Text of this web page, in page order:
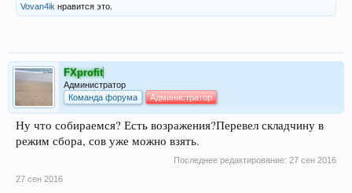
Vovan4ik нравится это.
FXprofit
Администратор
Команда форума
Администратор
Ну что собираемся? Есть возражения?Перевел складчину в
режим сбора, сов уже можно взять.
Последнее редактирование: 27 сен 2016
27 сен 2016